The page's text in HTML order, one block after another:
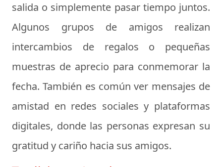
salida o simplemente pasar tiempo juntos.
Algunos grupos de amigos realizan
intercambios de regalos o pequeñas
muestras de aprecio para conmemorar la
fecha. También es común ver mensajes de
amistad en redes sociales y plataformas
digitales, donde las personas expresan su
gratitud y cariño hacia sus amigos.